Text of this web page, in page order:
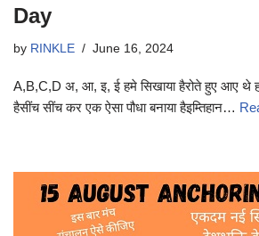
Day
by RINKLE June 16, 2024
A,B,C,D अ, आ, इ, ई हमे सिखाया हैरोते हुए आए थे
हैसींच सींच कर एक ऐसा पौधा बनाया हैइम्तिहान…